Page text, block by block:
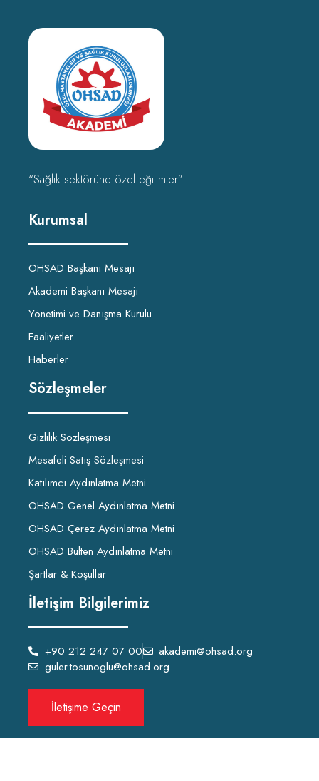
“Sağlık sektörüne özel eğitimler”
Kurumsal
OHSAD Başkanı Mesajı
Akademi Başkanı Mesajı
Yönetimi ve Danışma Kurulu
Faaliyetler
Haberler
Sözleşmeler
Gizlilik Sözleşmesi
Mesafeli Satış Sözleşmesi
Katılımcı Aydınlatma Metni
OHSAD Genel Aydınlatma Metni
OHSAD Çerez Aydınlatma Metni
OHSAD Bülten Aydınlatma Metni
Şartlar & Koşullar
İletişim Bilgilerimiz
+90 212 247 07 00
akademi@ohsad.org
guler.tosunoglu@ohsad.org
İletişime Geçin